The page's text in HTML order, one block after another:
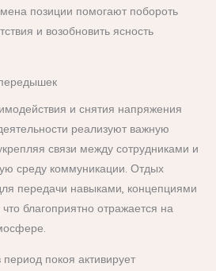
позиции помогают побороть
и возобновить ясность
и снятия напряжения
реализуют важную
связи между сотрудниками и
среду коммуникации. Отдых
передачи навыками, концепциями
благоприятно отражается на
покоя активирует